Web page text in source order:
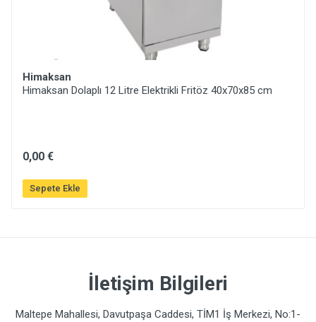
Himaksan
Himaksan Dolaplı 12 Litre Elektrikli Fritöz 40x70x85 cm
0,00 €
Sepete Ekle
İletişim Bilgileri
Maltepe Mahallesi, Davutpaşa Caddesi, TİM1 İş Merkezi, No:1-